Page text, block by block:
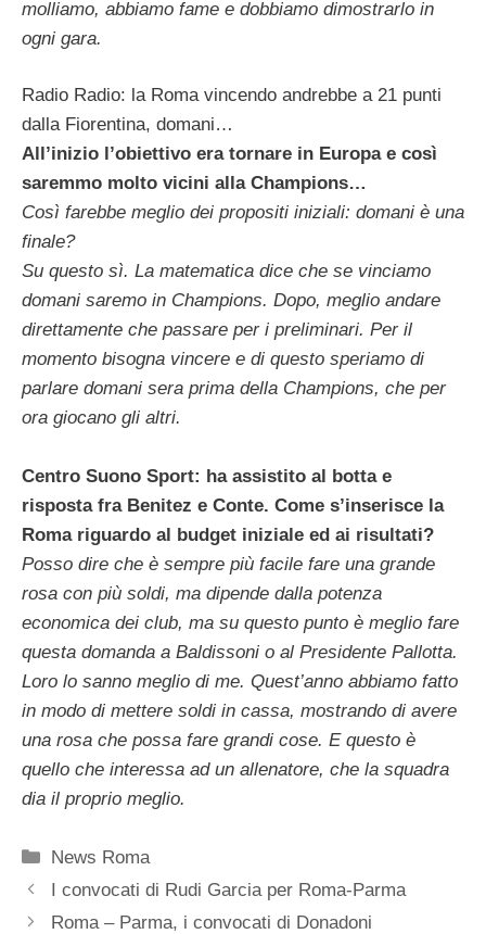
molliamo, abbiamo fame e dobbiamo dimostrarlo in
ogni gara.
Radio Radio: la Roma vincendo andrebbe a 21 punti
dalla Fiorentina, domani…
All’inizio l’obiettivo era tornare in Europa e così
saremmo molto vicini alla Champions…
Così farebbe meglio dei propositi iniziali: domani è una
finale?
Su questo sì. La matematica dice che se vinciamo
domani saremo in Champions. Dopo, meglio andare
direttamente che passare per i preliminari. Per il
momento bisogna vincere e di questo speriamo di
parlare domani sera prima della Champions, che per
ora giocano gli altri.
Centro Suono Sport: ha assistito al botta e
risposta fra Benitez e Conte. Come s’inserisce la
Roma riguardo al budget iniziale ed ai risultati?
Posso dire che è sempre più facile fare una grande
rosa con più soldi, ma dipende dalla potenza
economica dei club, ma su questo punto è meglio fare
questa domanda a Baldissoni o al Presidente Pallotta.
Loro lo sanno meglio di me. Quest’anno abbiamo fatto
in modo di mettere soldi in cassa, mostrando di avere
una rosa che possa fare grandi cose. E questo è
quello che interessa ad un allenatore, che la squadra
dia il proprio meglio.
Categorie
News Roma
I convocati di Rudi Garcia per Roma-Parma
Roma – Parma, i convocati di Donadoni